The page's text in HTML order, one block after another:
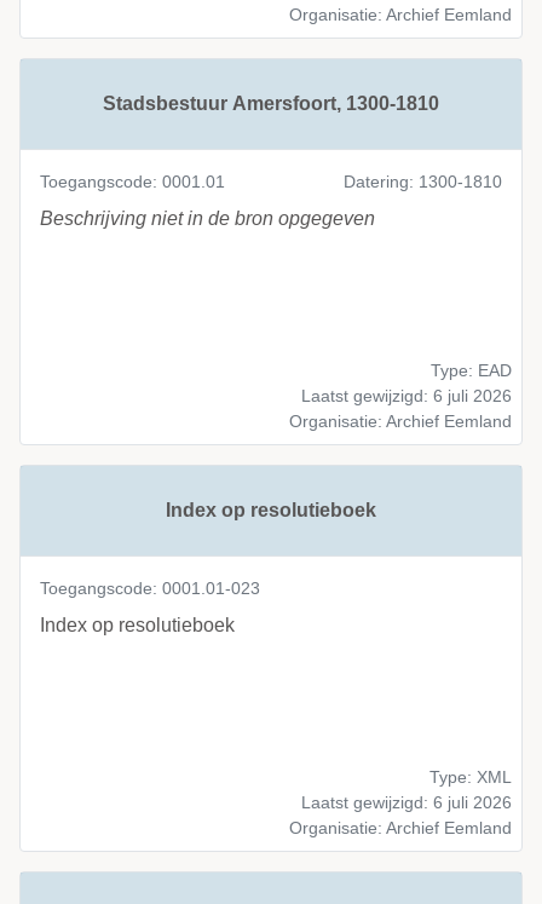
Organisatie: Archief Eemland
Stadsbestuur Amersfoort, 1300-1810
Toegangscode: 0001.01 Datering: 1300-1810
Beschrijving niet in de bron opgegeven
Type: EAD
Laatst gewijzigd: 6 juli 2026
Organisatie: Archief Eemland
Index op resolutieboek
Toegangscode: 0001.01-023
Index op resolutieboek
Type: XML
Laatst gewijzigd: 6 juli 2026
Organisatie: Archief Eemland